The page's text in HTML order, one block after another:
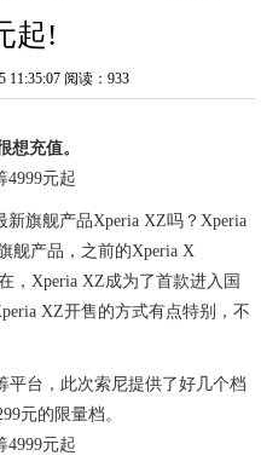
起!
11:35:07 阅读：933
想充值。
新旗舰产品Xperia XZ吗？Xperia
舰产品，之前的Xperia X
，Xperia XZ成为了首款进入国
XZ开售的方式有点特别，不
平台，此次索尼提供了好几个档
元的限量档。